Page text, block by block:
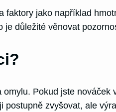
faktory jako například
důležité věnovat
Pokud jste
zvyšovat, ale